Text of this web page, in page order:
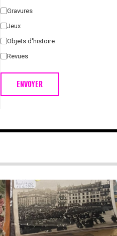
Gravures
Jeux
Objets d'histoire
Revues
ENVOYER